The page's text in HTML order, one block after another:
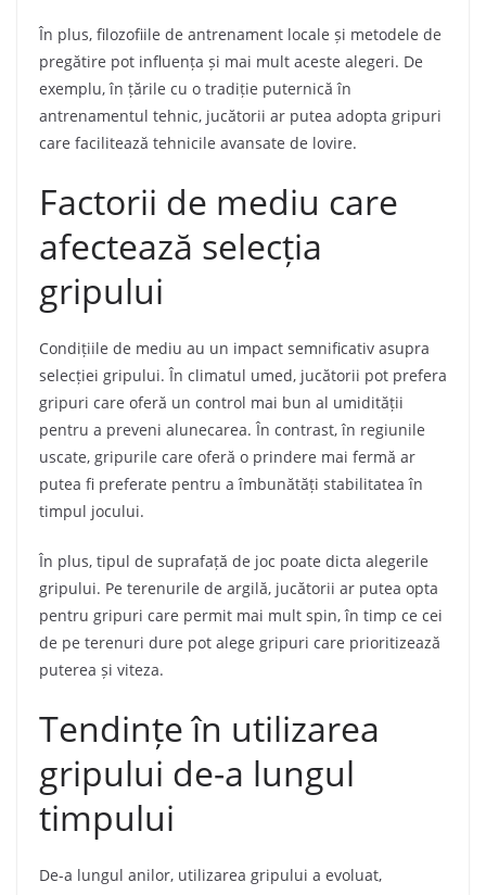
În plus, filozofiile de antrenament locale și metodele de
pregătire pot influența și mai mult aceste alegeri. De
exemplu, în țările cu o tradiție puternică în
antrenamentul tehnic, jucătorii ar putea adopta gripuri
care facilitează tehnicile avansate de lovire.
Factorii de mediu care
afectează selecția
gripului
Condițiile de mediu au un impact semnificativ asupra
selecției gripului. În climatul umed, jucătorii pot prefera
gripuri care oferă un control mai bun al umidității
pentru a preveni alunecarea. În contrast, în regiunile
uscate, gripurile care oferă o prindere mai fermă ar
putea fi preferate pentru a îmbunătăți stabilitatea în
timpul jocului.
În plus, tipul de suprafață de joc poate dicta alegerile
gripului. Pe terenurile de argilă, jucătorii ar putea opta
pentru gripuri care permit mai mult spin, în timp ce cei
de pe terenuri dure pot alege gripuri care prioritizează
puterea și viteza.
Tendințe în utilizarea
gripului de-a lungul
timpului
De-a lungul anilor, utilizarea gripului a evoluat,